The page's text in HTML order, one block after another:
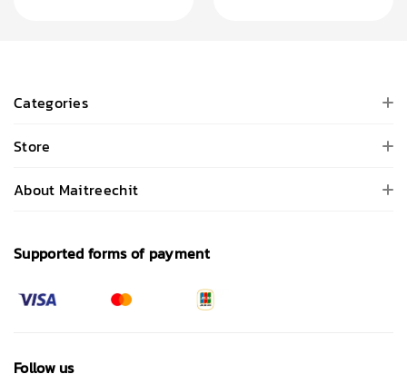
Categories
Store
About Maitreechit
Supported forms of payment
Follow us